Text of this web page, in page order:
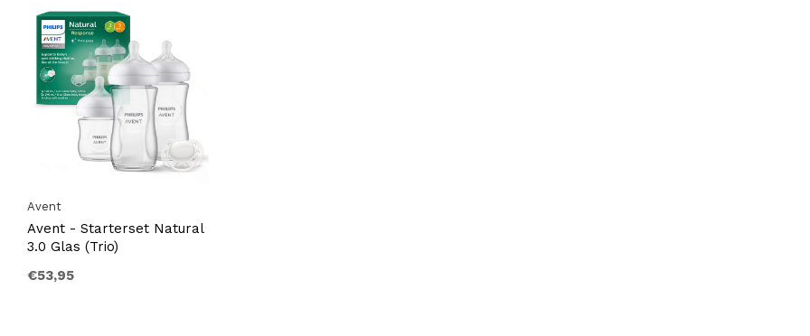
Avent
Avent - Starterset Natural
3.0 Glas (Trio)
€53,95